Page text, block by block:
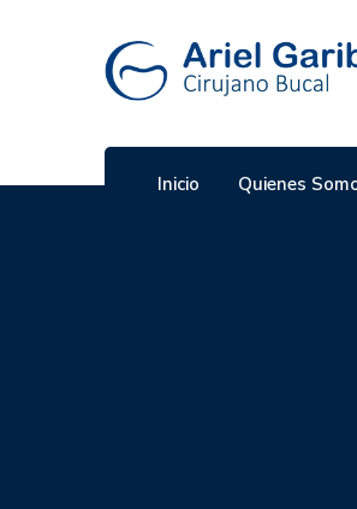
Consultorio:
Priv. de las Ramblas #4
Atlixcayotl
Inicio Quienes